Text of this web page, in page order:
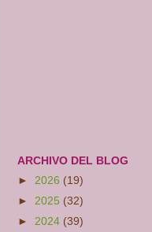
ARCHIVO DEL BLOG
► 2026 (19)
► 2025 (32)
► 2024 (39)